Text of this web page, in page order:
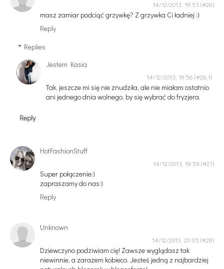
14/12/2013, 19:53
masz zamiar podciąć grzywkę? Z grzywka Ci ładniej :)
Reply
Replies
Jestem Kasia
14/12/2013, 19:56
Tak, jeszcze mi się nie znudziła, ale nie miałam ostatnio
ani jednego dnia wolnego, by się wybrać do fryzjera.
Reply
HotFashionStuff
14/12/2013, 19:59
Super połączenie:)
zapraszamy do nas:)
Reply
Unknown
14/12/2013, 20:05
Dziewczyno podziwiam cię! Zawsze wyglądasz tak
niewinnie, a zarazem kobieco. Jesteś jedną z najbardziej